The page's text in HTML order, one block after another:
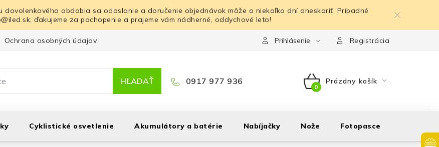
dovolenkového obdobia sa odoslanie a doručenie objednávok môže o niekoľko dní oneskoriť. Prípadné
ďakujeme za pochopenie a prajeme vám nádherné, oddychové leto!
Ochrana osobných údajov Prihlásenie Registrácia
HĽADAŤ 0917 977 936
NÁKUPNÝ
Prázdny košík
Cyklistické osvetlenie Akumulátory a batérie Nabíjačky Nože Fotopasce